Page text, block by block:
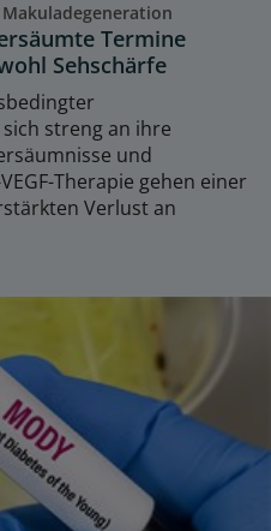
Termine
Sehschärfe
streng an ihre
und
Therapie gehen einer
Verlust an